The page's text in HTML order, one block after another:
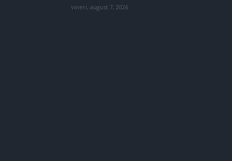
vineri, august 7, 2026